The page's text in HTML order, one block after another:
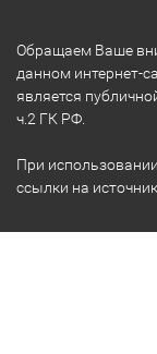
Обращаем Ваше
данном интернет-
является
ч.2 ГК РФ.
При
ссылки на источник.